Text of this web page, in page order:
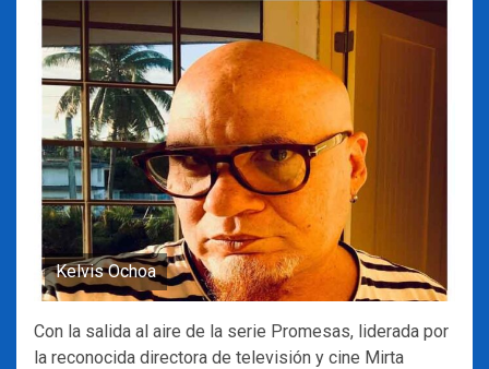
Kelvis Ochoa
Con la salida al aire de la serie Promesas, liderada por
la reconocida directora de televisión y cine Mirta